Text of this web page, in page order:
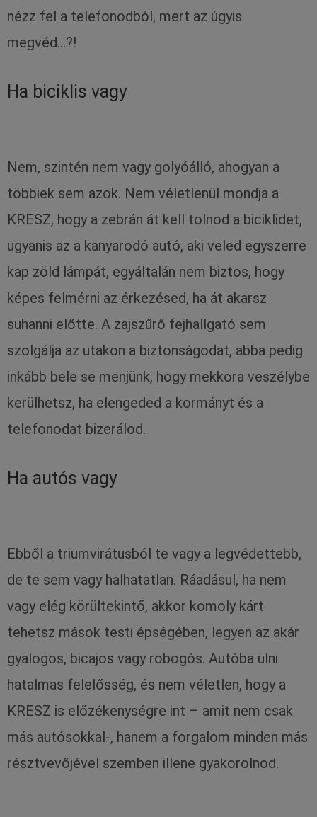
nézz fel a telefonodból, mert az úgyis
megvéd…?!
Ha biciklis vagy
Nem, szintén nem vagy golyóálló, ahogyan a
többiek sem azok. Nem véletlenül mondja a
KRESZ, hogy a zebrán át kell tolnod a biciklidet,
ugyanis az a kanyarodó autó, aki veled egyszerre
kap zöld lámpát, egyáltalán nem biztos, hogy
képes felmérni az érkezésed, ha át akarsz
suhanni előtte. A zajszűrő fejhallgató sem
szolgálja az utakon a biztonságodat, abba pedig
inkább bele se menjünk, hogy mekkora veszélybe
kerülhetsz, ha elengeded a kormányt és a
telefonodat bizerálod.
Ha autós vagy
Ebből a triumvirátusból te vagy a legvédettebb,
de te sem vagy halhatatlan. Ráadásul, ha nem
vagy elég körültekintő, akkor komoly kárt
tehetsz mások testi épségében, legyen az akár
gyalogos, bicajos vagy robogós. Autóba ülni
hatalmas felelősség, és nem véletlen, hogy a
KRESZ is előzékenységre int – amit nem csak
más autósokkal-, hanem a forgalom minden más
résztvevőjével szemben illene gyakorolnod.